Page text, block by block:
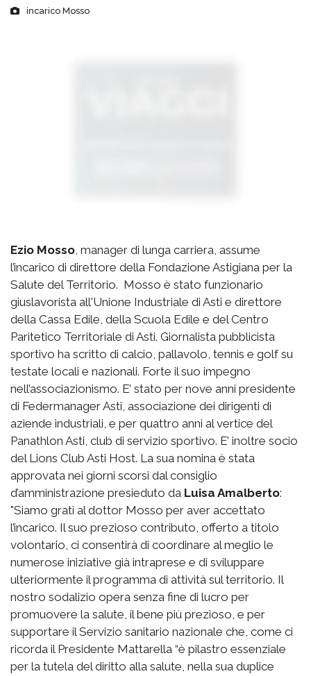
incarico Mosso
Ezio Mosso, manager di lunga carriera, assume
l’incarico di direttore della Fondazione Astigiana per la
Salute del Territorio. Mosso è stato funzionario
giuslavorista all'Unione Industriale di Asti e direttore
della Cassa Edile, della Scuola Edile e del Centro
Paritetico Territoriale di Asti. Giornalista pubblicista
sportivo ha scritto di calcio, pallavolo, tennis e golf su
testate locali e nazionali. Forte il suo impegno
nell’associazionismo. E’ stato per nove anni presidente
di Federmanager Asti, associazione dei dirigenti di
aziende industriali, e per quattro anni al vertice del
Panathlon Asti, club di servizio sportivo. E’ inoltre socio
del Lions Club Asti Host. La sua nomina è stata
approvata nei giorni scorsi dal consiglio
d’amministrazione presieduto da Luisa Amalberto:
"Siamo grati al dottor Mosso per aver accettato
l’incarico. Il suo prezioso contributo, offerto a titolo
volontario, ci consentirà di coordinare al meglio le
numerose iniziative già intraprese e di sviluppare
ulteriormente il programma di attività sul territorio. Il
nostro sodalizio opera senza fine di lucro per
promuovere la salute, il bene più prezioso, e per
supportare il Servizio sanitario nazionale che, come ci
ricorda il Presidente Mattarella “è pilastro essenziale
per la tutela del diritto alla salute, nella sua duplice